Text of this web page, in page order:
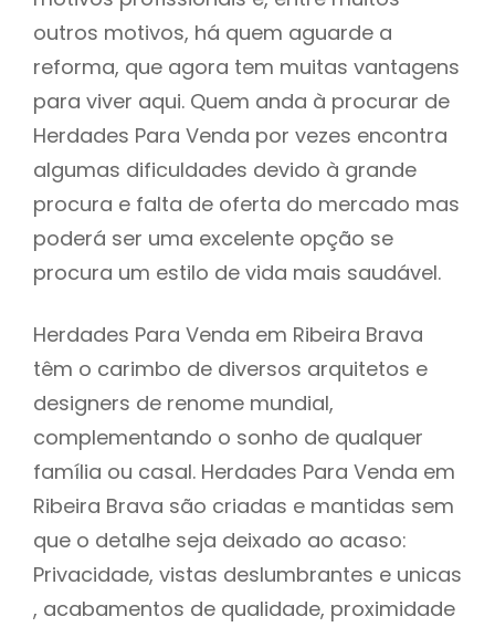
outros motivos, há quem aguarde a
reforma, que agora tem muitas vantagens
para viver aqui. Quem anda à procurar de
Herdades Para Venda por vezes encontra
algumas dificuldades devido à grande
procura e falta de oferta do mercado mas
poderá ser uma excelente opção se
procura um estilo de vida mais saudável.
Herdades Para Venda em Ribeira Brava
têm o carimbo de diversos arquitetos e
designers de renome mundial,
complementando o sonho de qualquer
família ou casal. Herdades Para Venda em
Ribeira Brava são criadas e mantidas sem
que o detalhe seja deixado ao acaso:
Privacidade, vistas deslumbrantes e unicas
, acabamentos de qualidade, proximidade